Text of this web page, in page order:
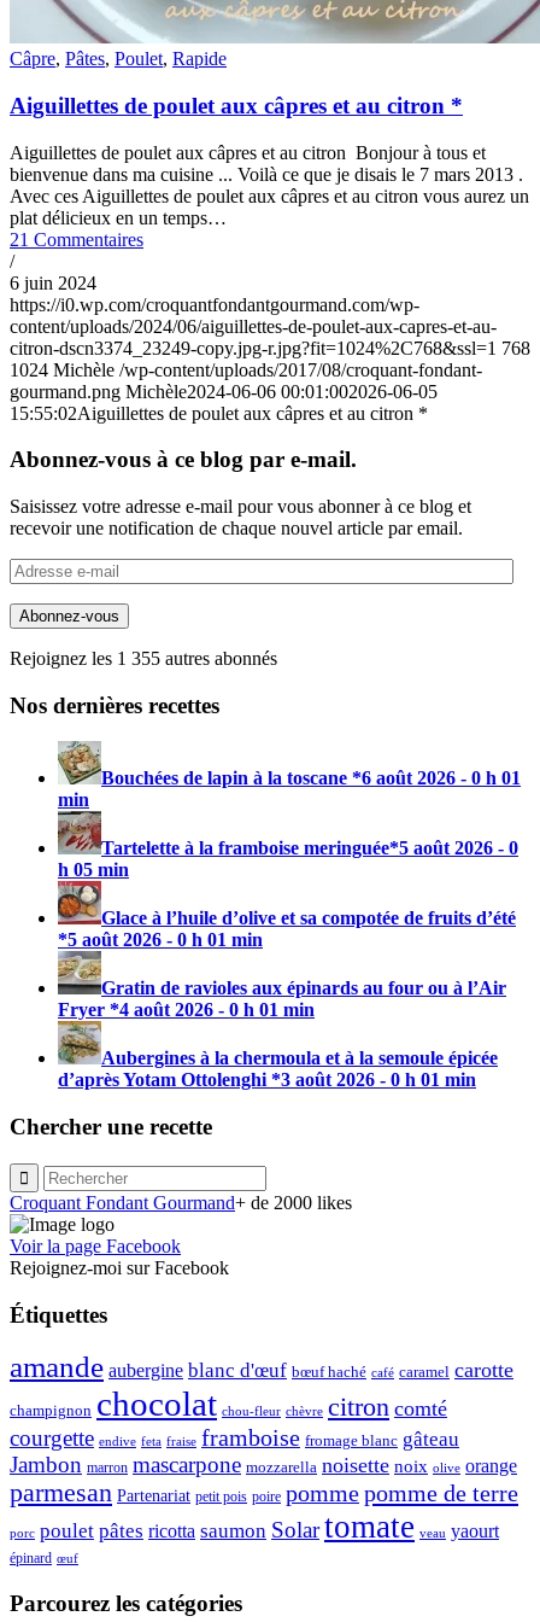
Câpre, Pâtes, Poulet, Rapide
Aiguillettes de poulet aux câpres et au citron *
Aiguillettes de poulet aux câpres et au citron Bonjour à tous et
bienvenue dans ma cuisine ... Voilà ce que je disais le 7 mars 2013 .
Avec ces Aiguillettes de poulet aux câpres et au citron vous aurez un
plat délicieux en un temps…
21 Commentaires
/
6 juin 2024
https://i0.wp.com/croquantfondantgourmand.com/wp-
content/uploads/2024/06/aiguillettes-de-poulet-aux-capres-et-au-
citron-dscn3374_23249-copy.jpg-r.jpg?fit=1024%2C768&ssl=1 768
1024 Michèle /wp-content/uploads/2017/08/croquant-fondant-
gourmand.png Michèle2024-06-06 00:01:002026-06-05
15:55:02Aiguillettes de poulet aux câpres et au citron *
Abonnez-vous à ce blog par e-mail.
Saisissez votre adresse e-mail pour vous abonner à ce blog et
recevoir une notification de chaque nouvel article par email.
Adresse
e-
mail
Abonnez-vous
Rejoignez les 1 355 autres abonnés
Nos dernières recettes
Bouchées de lapin à la toscane *6 août 2026 - 0 h 01
min
Tartelette à la framboise meringuée*5 août 2026 - 0
h 05 min
Glace à l’huile d’olive et sa compotée de fruits d’été
*5 août 2026 - 0 h 01 min
Gratin de ravioles aux épinards au four ou à l’Air
Fryer *4 août 2026 - 0 h 01 min
Aubergines à la chermoula et à la semoule épicée
d’après Yotam Ottolenghi *3 août 2026 - 0 h 01 min
Chercher une recette
Croquant Fondant Gourmand+ de 2000 likes
Voir la page Facebook
Rejoignez-moi sur Facebook
Étiquettes
amande aubergine blanc d'œuf bœuf haché café caramel carotte
champignon chocolat chou-fleur chèvre citron comté
courgette endive feta fraise framboise fromage blanc gâteau
Jambon marron mascarpone mozzarella noisette noix olive orange
parmesan Partenariat petit pois poire pommepomme de terre
porc poulet pâtes ricotta saumon Solartomate veau yaourt
épinard œuf
Parcourez les catégories